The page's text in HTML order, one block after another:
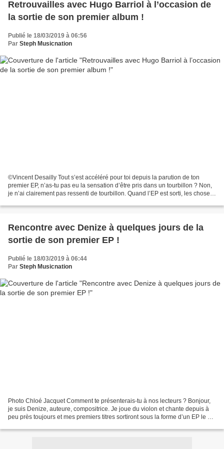
Retrouvailles avec Hugo Barriol à l’occasion de
la sortie de son premier album !
Publié le 18/03/2019 à 06:56
Par Steph Musicnation
©Vincent Desailly Tout s’est accéléré pour toi depuis la parution de ton
premier EP, n’as-tu pas eu la sensation d’être pris dans un tourbillon ? Non,
je n’ai clairement pas ressenti de tourbillon. Quand l’EP est sorti, les choses
Rencontre avec Denize à quelques jours de la
sortie de son premier EP !
Publié le 18/03/2019 à 06:44
Par Steph Musicnation
Photo Chloé Jacquet Comment te présenterais-tu à nos lecteurs ? Bonjour,
je suis Denize, auteure, compositrice. Je joue du violon et chante depuis à
peu près toujours et mes premiers titres sortiront sous la forme d’un EP le 29